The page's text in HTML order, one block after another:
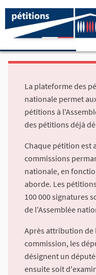
La plateforme des
nationale permet
pétitions à
des pétitions déjà
Chaque pétition est
commissions
nationale, en
aborde. Les
100 000 signatures
de l'Assemblée
Après attribution de
commission, les
désignent un
ensuite soit